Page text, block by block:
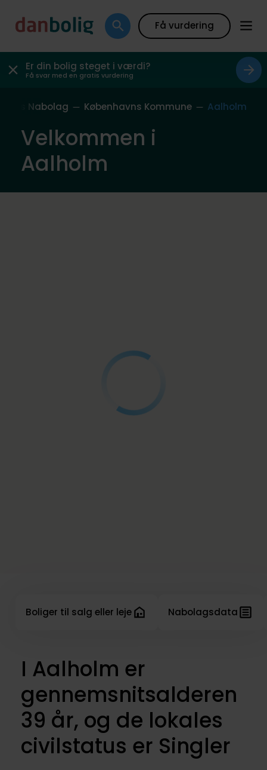
Få vurdering
Er din bolig steget i værdi?
Få svar med en gratis vurdering
Nabolag Københavns Kommune Aalholm
Velkommen i
Aalholm
Boliger til salg eller leje Nabolagsdata
I Aalholm er
gennemsnitsalderen
39 år, og de lokales
civilstatus er Singler